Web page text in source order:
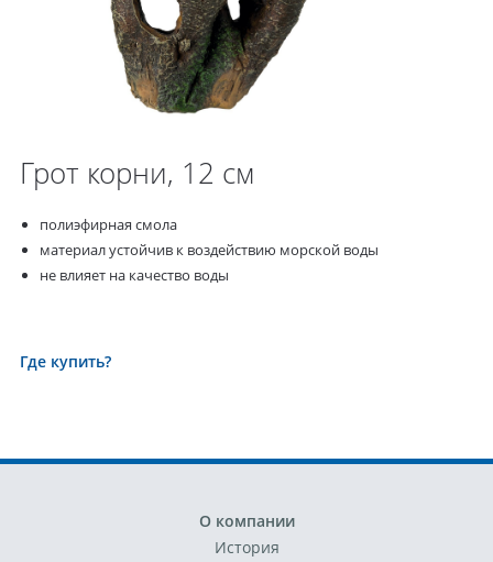
Грот корни, 12 см
полиэфирная смола
материал устойчив к воздействию морской воды
не влияет на качество воды
Где купить?
О компании
История